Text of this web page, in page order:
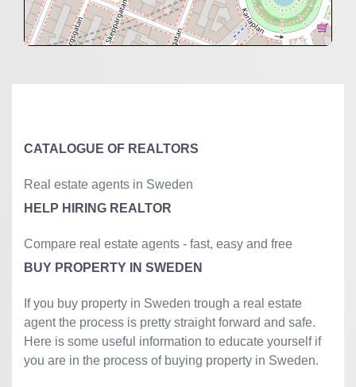
CATALOGUE OF REALTORS
Real estate agents in Sweden
HELP HIRING REALTOR
Compare real estate agents - fast, easy and free
BUY PROPERTY IN SWEDEN
If you buy property in Sweden trough a real estate
agent the process is pretty straight forward and safe.
Here is some useful information to educate yourself if
you are in the process of buying property in Sweden.